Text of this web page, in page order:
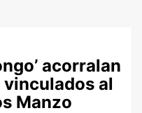
acorralan
vinculados al
Manzo